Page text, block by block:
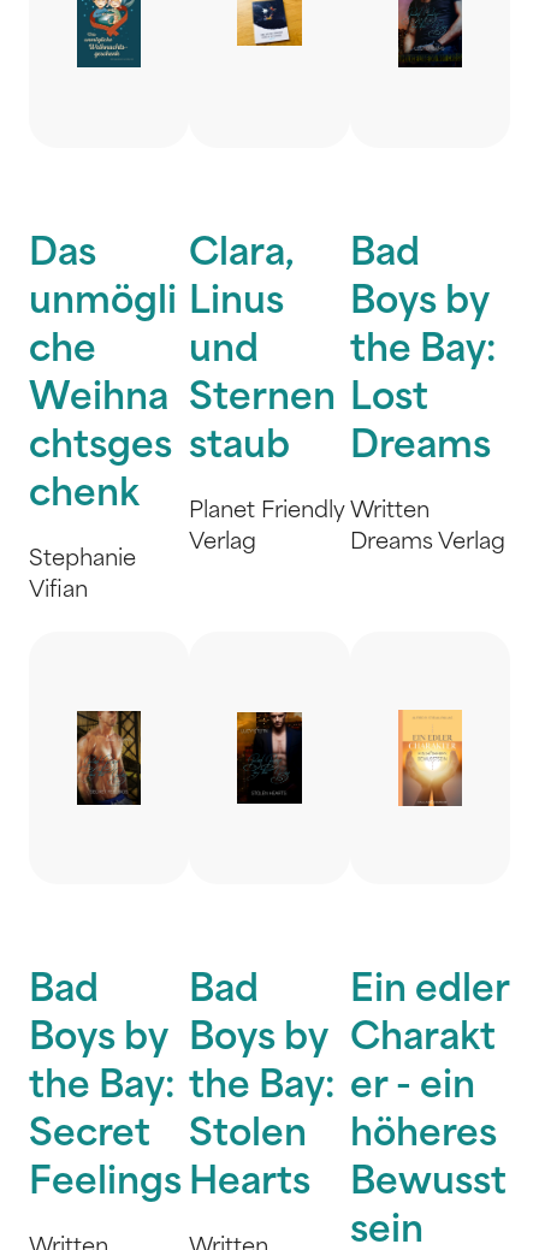
Das
unmögli
che
Weihna
chtsges
chenk
Stephanie
Vifian
Clara,
Linus
und
Sternen
staub
Planet Friendly
Verlag
Bad
Boys by
the Bay:
Lost
Dreams
Written
Dreams Verlag
Bad
Boys by
the Bay:
Secret
Feelings
Bad
Boys by
the Bay:
Stolen
Hearts
Ein edler
Charakt
er - ein
höheres
Bewusst
sein